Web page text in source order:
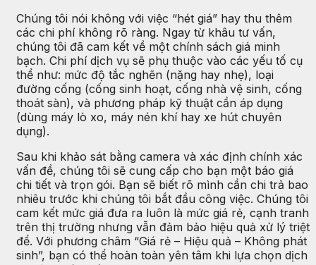
Chúng tôi nói không với việc “hét giá” hay thu thêm
các chi phí không rõ ràng. Ngay từ khâu tư vấn,
chúng tôi đã cam kết về một chính sách giá minh
bạch. Chi phí dịch vụ sẽ phụ thuộc vào các yếu tố cụ
thể như: mức độ tắc nghẽn (nặng hay nhẹ), loại
đường cống (cống sinh hoạt, cống nhà vệ sinh, cống
thoát sàn), và phương pháp kỹ thuật cần áp dụng
(dùng máy lò xo, máy nén khí hay xe hút chuyên
dụng).
Sau khi khảo sát bằng camera và xác định chính xác
vấn đề, chúng tôi sẽ cung cấp cho bạn một báo giá
chi tiết và trọn gói. Bạn sẽ biết rõ mình cần chi trả bao
nhiêu trước khi chúng tôi bắt đầu công việc. Chúng tôi
cam kết mức giá đưa ra luôn là mức giá rẻ, cạnh tranh
trên thị trường nhưng vẫn đảm bảo hiệu quả xử lý triệt
để. Với phương châm “Giá rẻ – Hiệu quả – Không phát
sinh”, bạn có thể hoàn toàn yên tâm khi lựa chọn dịch